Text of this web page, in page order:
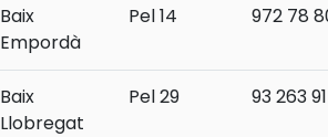
Baix
Empordà
Pel 14 972 78
Baix
Llobregat
Pel 29 93 263